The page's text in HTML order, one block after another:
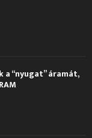
“nyugat” áramát,